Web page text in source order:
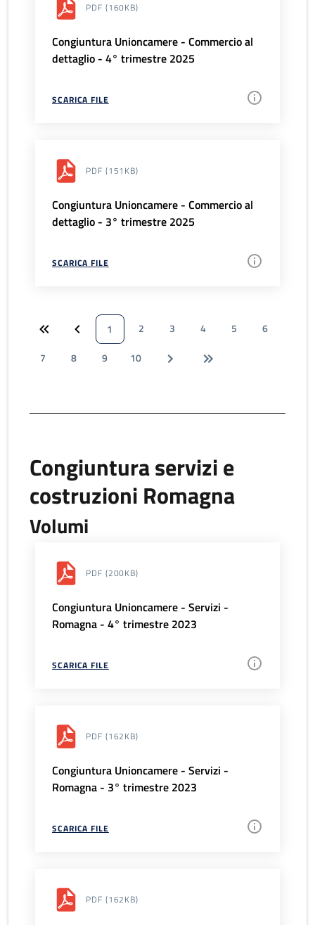
PDF (160KB)
Congiuntura Unioncamere - Commercio al
dettaglio - 4° trimestre 2025
SCARICA FILE
PDF (151KB)
Congiuntura Unioncamere - Commercio al
dettaglio - 3° trimestre 2025
SCARICA FILE
1 2 3 4 5
6
7
8 9 10
Congiuntura servizi e
costruzioni Romagna
Volumi
PDF (200KB)
Congiuntura Unioncamere - Servizi -
Romagna - 4° trimestre 2023
SCARICA FILE
PDF (162KB)
Congiuntura Unioncamere - Servizi -
Romagna - 3° trimestre 2023
SCARICA FILE
PDF (162KB)